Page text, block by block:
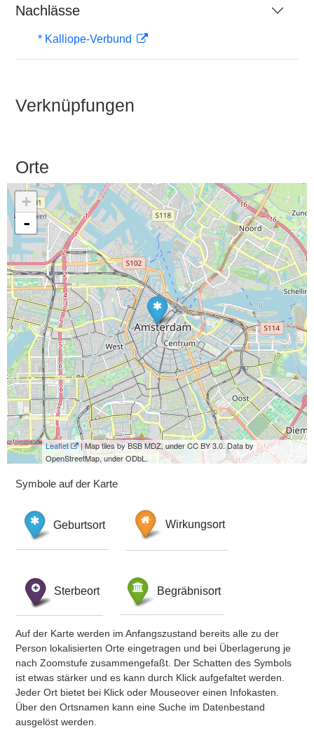
Nachlässe
* Kalliope-Verbund
Verknüpfungen
Orte
+
-
Leaflet
| Map tiles by BSB MDZ, under CC BY 3.0. Data by
OpenStreetMap, under ODbL.
Symbole auf der Karte
Geburtsort Wirkungsort
Sterbeort Begräbnisort
Auf der Karte werden im Anfangszustand bereits alle zu der
Person lokalisierten Orte eingetragen und bei Überlagerung je
nach Zoomstufe zusammengefaßt. Der Schatten des Symbols
ist etwas stärker und es kann durch Klick aufgefaltet werden.
Jeder Ort bietet bei Klick oder Mouseover einen Infokasten.
Über den Ortsnamen kann eine Suche im Datenbestand
ausgelöst werden.